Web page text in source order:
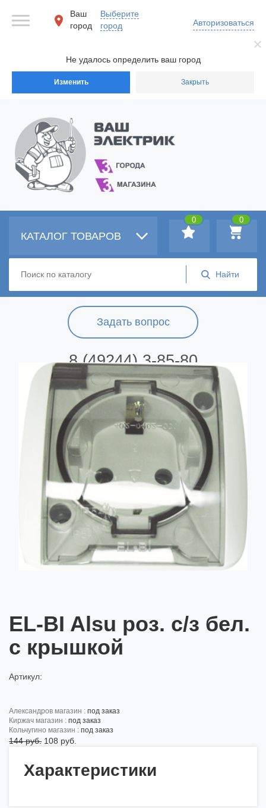
Не удалось определить ваш город
Изменить Закрыть
Ваш
город
Выберите
город
Авторизоваться
Задать вопрос
8 (49244) 3-85-80
КАТАЛОГ ТОВАРОВ
0
0
EL-BI Alsu роз. с/з бел.
с крышкой
Артикул:
александров магазин : под заказ
киржач магазин : под заказ
кольчугино магазин : под заказ
144 руб. 108 руб.
Характеристики